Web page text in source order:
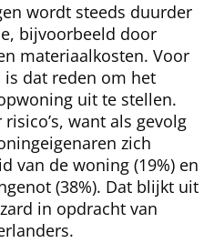
wordt steeds duurder
bijvoorbeeld door
materiaalkosten. Voor
is dat reden om het
uit te stellen.
want als gevolg
zich
van de woning (19%) en
(38%). Dat blijkt uit
in opdracht van